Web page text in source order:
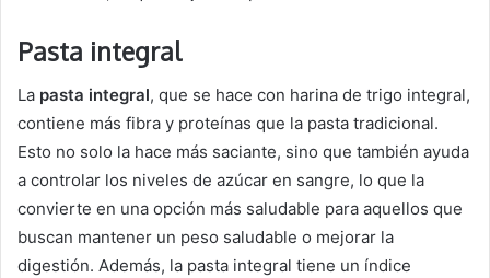
Pasta integral
La pasta integral, que se hace con harina de trigo integral,
contiene más fibra y proteínas que la pasta tradicional.
Esto no solo la hace más saciante, sino que también ayuda
a controlar los niveles de azúcar en sangre, lo que la
convierte en una opción más saludable para aquellos que
buscan mantener un peso saludable o mejorar la
digestión. Además, la pasta integral tiene un índice